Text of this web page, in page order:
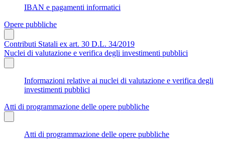
IBAN e pagamenti informatici
Opere pubbliche
Contributi Statali ex art. 30 D.L. 34/2019
Nuclei di valutazione e verifica degli investimenti pubblici
Informazioni relative ai nuclei di valutazione e verifica degli
investimenti pubblici
Atti di programmazione delle opere pubbliche
Atti di programmazione delle opere pubbliche